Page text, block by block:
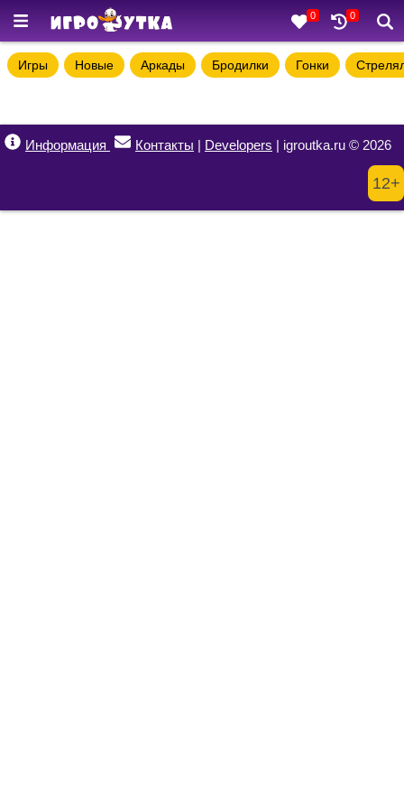
0 0
Игры Новые Аркады Бродилки Гонки
Информация Контакты | Developers | igroutka.ru © 2026
12+